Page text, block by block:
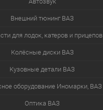
Внешний тюнинг ВАЗ
для лодок, катеров и прицепов
Колёсные диски ВАЗ
Кузовные детали ВАЗ
оборудование Иномарки, ВАЗ
Оптика ВАЗ